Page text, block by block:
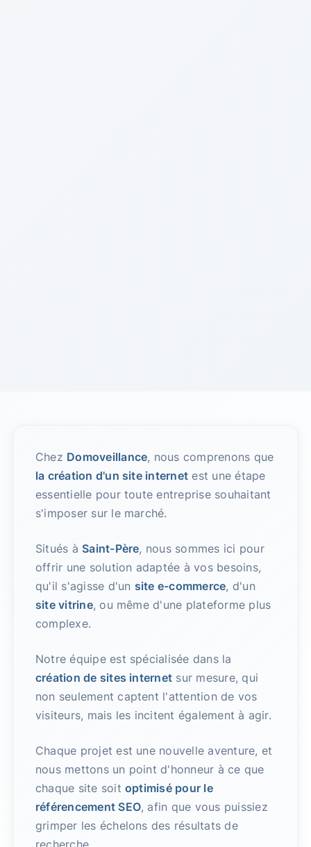
Chez Domoveillance, nous comprenons que
la création d'un site internet est une étape
essentielle pour toute entreprise souhaitant
s'imposer sur le marché.
Situés à Saint-Père, nous sommes ici pour
offrir une solution adaptée à vos besoins,
qu'il s'agisse d'un site e-commerce, d'un
site vitrine, ou même d'une plateforme plus
complexe.
Notre équipe est spécialisée dans la
création de sites internet sur mesure, qui
non seulement captent l'attention de vos
visiteurs, mais les incitent également à agir.
Chaque projet est une nouvelle aventure, et
nous mettons un point d'honneur à ce que
chaque site soit optimisé pour le
référencement SEO, afin que vous puissiez
grimper les échelons des résultats de